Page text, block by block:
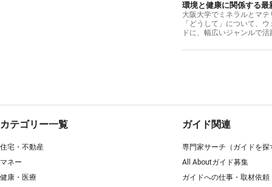
環境と健康に関係する
大阪大学でミネラルとマ
「どうして」について、
ドに、幅広いジャンルで活
カテゴリー一覧
住宅・不動産
マネー
健康・医療
ガイド関連
専門家サーチ（ガイドを探
All Aboutガイド募集
ガイドへの仕事・取材依頼